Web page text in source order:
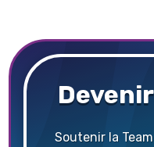
Soutenir la Team